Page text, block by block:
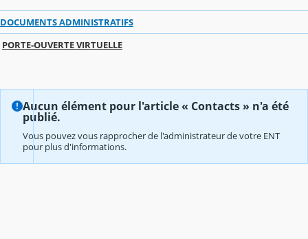
DOCUMENTS ADMINISTRATIFS
PORTE-OUVERTE VIRTUELLE
Aucun élément pour l'article « Contacts » n'a été
publié.
Vous pouvez vous rapprocher de l'administrateur de votre ENT
pour plus d'informations.